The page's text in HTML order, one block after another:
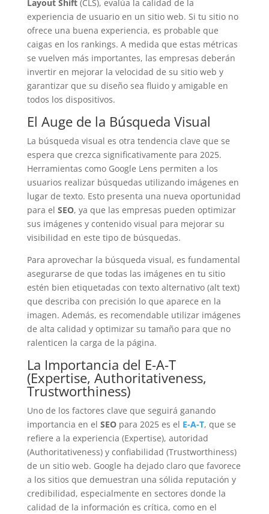
Layout Shift(CLS), evalúa la calidad de la
experiencia de usuario en un sitio web. Si tu sitio no
ofrece una buena experiencia, es probable que
caigas en los rankings. A medida que estas métricas
se vuelven más importantes, las empresas deberán
invertir en mejorar la velocidad de su sitio web y
garantizar que su diseño sea fluido y amigable en
todos los dispositivos.
El Auge de la Búsqueda Visual
La búsqueda visual es otra tendencia clave que se
espera que crezca significativamente para 2025.
Herramientas como Google Lens permiten a los
usuarios realizar búsquedas utilizando imágenes en
lugar de texto. Esto presenta una nueva oportunidad
para el SEO, ya que las empresas pueden optimizar
sus imágenes y contenido visual para mejorar su
visibilidad en este tipo de búsquedas.
Para aprovechar la búsqueda visual, es fundamental
asegurarse de que todas las imágenes en tu sitio
estén bien etiquetadas con texto alternativo (alt text)
que describa con precisión lo que aparece en la
imagen. Además, es recomendable utilizar imágenes
de alta calidad y optimizar su tamaño para que no
ralenticen la carga de la página.
La Importancia del E-A-T
(Expertise, Authoritativeness,
Trustworthiness)
Uno de los factores clave que seguirá ganando
importancia en el SEOpara 2025 es el E-A-T, que se
refiere a la experiencia (Expertise), autoridad
(Authoritativeness) y confiabilidad (Trustworthiness)
de un sitio web. Google ha dejado claro que favorece
a los sitios que demuestran una sólida reputación y
credibilidad, especialmente en sectores donde la
calidad de la información es crítica, como en el